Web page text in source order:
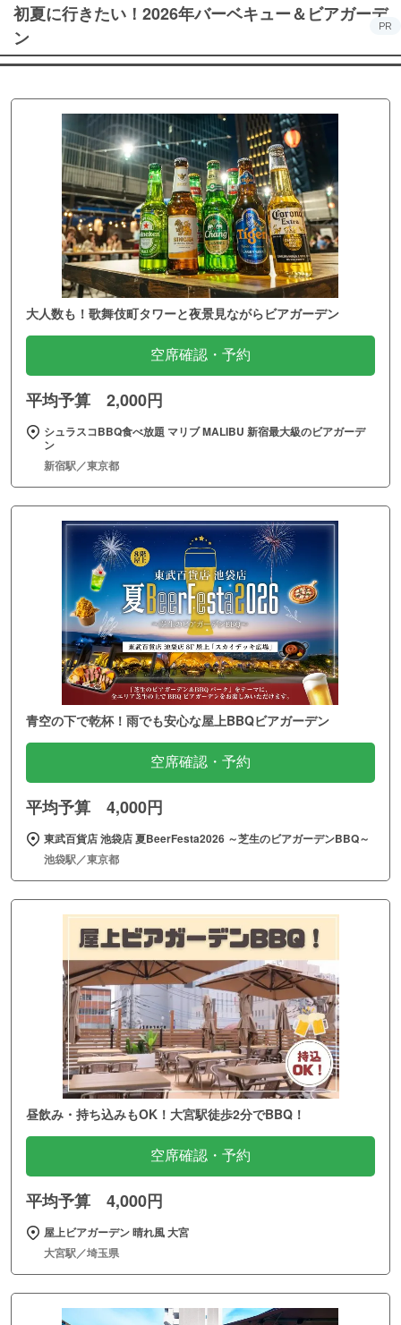
初夏に行きたい！2026年バーベキュー＆ビアガーデ
ン
PR
大人数も！歌舞伎町タワーと夜景見ながらビアガーデン
空席確認・予約
平均予算 2,000円
シュラスコBBQ食べ放題 マリブ MALIBU 新宿最大級のビアガーデ
ン
新宿駅／東京都
青空の下で乾杯！雨でも安心な屋上BBQビアガーデン
空席確認・予約
平均予算 4,000円
東武百貨店 池袋店 夏BeerFesta2026 ～芝生のビアガーデンBBQ～
池袋駅／東京都
昼飲み・持ち込みもOK！大宮駅徒歩2分でBBQ！
空席確認・予約
平均予算 4,000円
屋上ビアガーデン 晴れ風 大宮
大宮駅／埼玉県